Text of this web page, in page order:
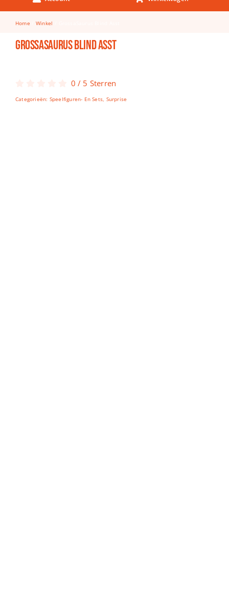
Keuken & Tafelen
Kinderfietsen
Knutselen
Spellen
Home Winkel
GrossaSaurus Blind Asst
0 / 5 Sterren
Categorieën: Speelfiguren- En Sets, Surprise